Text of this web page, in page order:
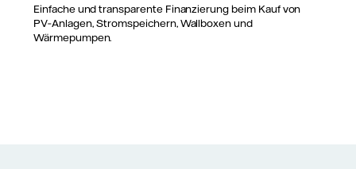
Einfache und transparente Finanzierung beim Kauf von
PV‑Anlagen, Stromspeichern, Wallboxen und
Wärmepumpen.